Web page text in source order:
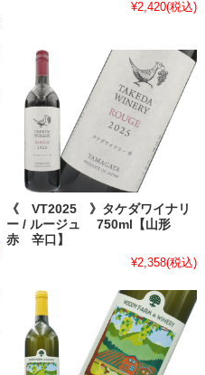
¥2,420(税込)
《 VT2025 》タケダワイナリ
ー / ルージュ 750ml【山形
赤 辛口】
¥2,358(税込)